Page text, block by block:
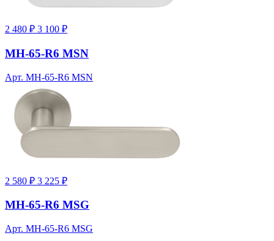
2 480 ₽ 3 100 ₽
MH-65-R6 MSN
Арт. MH-65-R6 MSN
2 580 ₽ 3 225 ₽
MH-65-R6 MSG
Арт. MH-65-R6 MSG